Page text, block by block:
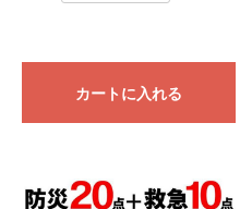
カートに入れる